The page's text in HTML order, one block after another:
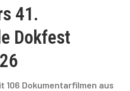
41.
Dokfest
106 Dokumentarfilmen aus